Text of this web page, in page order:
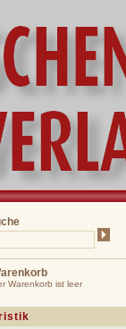
Warenkorb ist leer